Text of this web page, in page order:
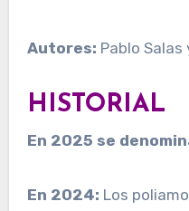
Autores: Pablo Salas
HISTORIAL
En 2025 se
En 2024: Los